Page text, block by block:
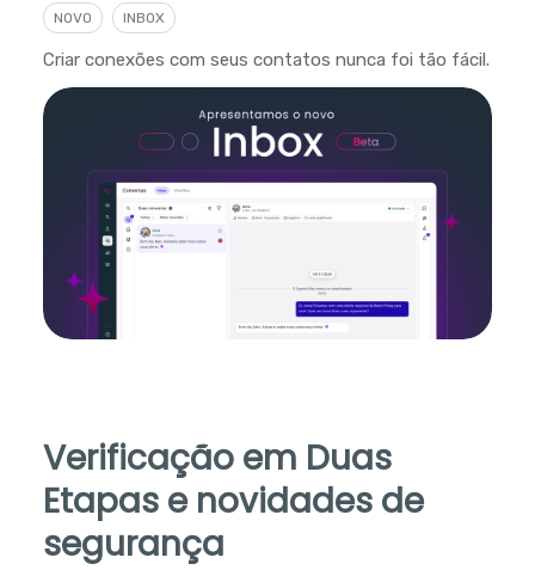
NOVO INBOX
Criar conexões com seus contatos nunca foi tão fácil.
Verificação em Duas
Etapas e novidades de
segurança